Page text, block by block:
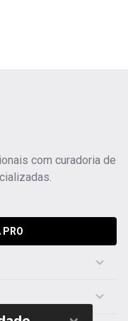
com curadoria de
PRO